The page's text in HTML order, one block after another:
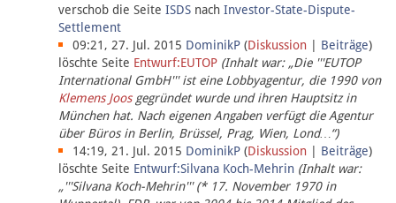
Impressum
verschob die Seite ISDS nach Investor-State-Dispute-
Settlement
09:21, 27. Jul. 2015 DominikP (Diskussion Beiträge)
löschte Seite Entwurf:EUTOP (Inhalt war: „Die '''EUTOP
International GmbH''' ist eine Lobbyagentur, die 1990 von
Klemens Joosgegründet wurde und ihren Hauptsitz in
München hat. Nach eigenen Angaben verfügt die Agentur
über Büros in Berlin, Brüssel, Prag, Wien, Lond…“)
14:19, 21. Jul. 2015 DominikP (Diskussion Beiträge)
löschte Seite Entwurf:Silvana Koch-Mehrin (Inhalt war:
„'''Silvana Koch-Mehrin''' (* 17. November 1970 in